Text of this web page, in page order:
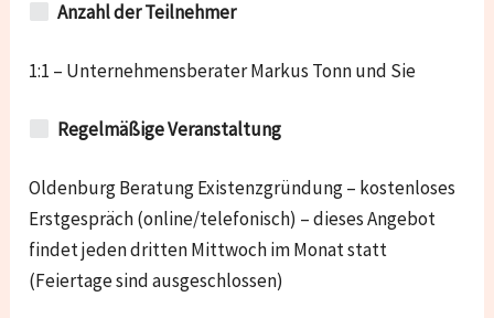
Anzahl der Teilnehmer
1:1 – Unternehmensberater Markus Tonn und Sie
Regelmäßige Veranstaltung
Oldenburg Beratung Existenzgründung – kostenloses
Erstgespräch (online/telefonisch) – dieses Angebot
findet jeden dritten Mittwoch im Monat statt
(Feiertage sind ausgeschlossen)